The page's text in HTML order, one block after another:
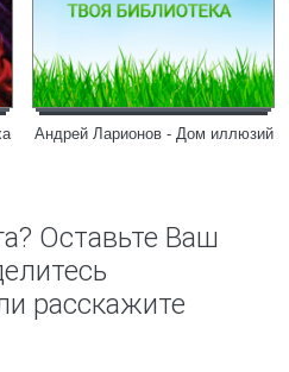
Андрей Ларионов - Дом иллюзий
Оставьте Ваш
расскажите